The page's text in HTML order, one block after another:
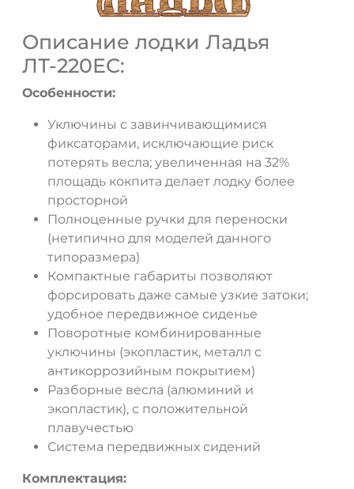
Описание лодки Ладья
ЛТ-220ЕС:
Особенности:
Уключины с завинчивающимися
фиксаторами, исключающие риск
потерять весла; увеличенная на 32%
площадь кокпита делает лодку более
просторной
Полноценные ручки для переноски
(нетипично для моделей данного
типоразмера)
Компактные габариты позволяют
форсировать даже самые узкие затоки;
удобное передвижное сиденье
Поворотные комбинированные
уключины (экопластик, металл с
антикоррозийным покрытием)
Разборные весла (алюминий и
экопластик), с положительной
плавучестью
Система передвижных сидений
Комплектация:
ДА НЕТ